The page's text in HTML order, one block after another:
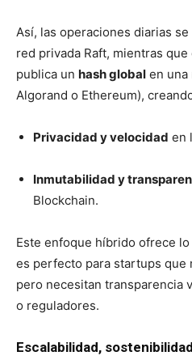
Así, las operaciones diarias
red privada Raft, mientras
publica un hash global en una
Algorand o Ethereum),
Privacidad y velocidad en
Inmutabilidad y
Blockchain.
Este enfoque híbrido ofrece
es perfecto para startups que
pero necesitan transparencia
o reguladores.
Escalabilidad,